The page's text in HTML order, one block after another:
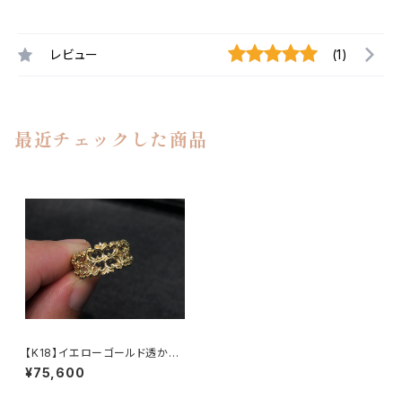
レビュー (1)
最近チェックした商品
【K18】イエローゴールド透かし
デザインリング
¥75,600